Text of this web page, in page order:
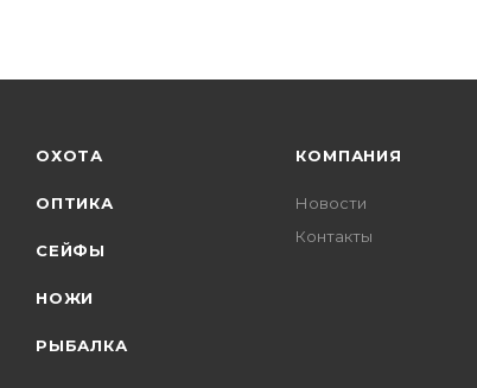
ОХОТА
ОПТИКА
СЕЙФЫ
НОЖИ
РЫБАЛКА
КОМПАНИЯ
Новости
Контакты